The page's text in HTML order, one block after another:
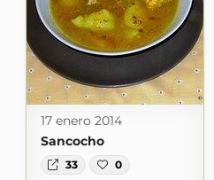
17 enero 2014
Sancocho
33 0